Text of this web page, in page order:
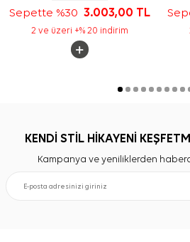
Sepette %30 3.003,00 TL
2 ve üzeri +% 20 indirim
KENDİ STİL HİKAYENİ
Kampanya ve yeniliklerden